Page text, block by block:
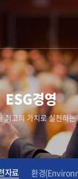
ESG경영
최고의 가치로 실천하는
자료 환경